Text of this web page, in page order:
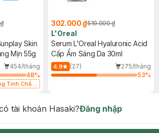
Skin
Mịn 55g
454/tháng
48%
Tinh Chất
302.000 ₫519.000 ₫
L'Oreal
Serum L'Oreal Hyaluronic Acid
Cấp Ẩm Sáng Da 30ml
4.9 (27)
275/tháng
53%
tài khoản Hasaki?Đăng nhập